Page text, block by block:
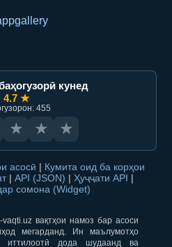
кунед
4.7 ★
455
★ ★ ★
асосӣ | Кумита оид ба корҳои
| API (JSON) | Ҳуҷҷати API |
сомона (Widget)
вақтҳои намоз бар асоси
мегарданд. Ин маълумотҳо
иттилоотӣ дода шудаанд ва